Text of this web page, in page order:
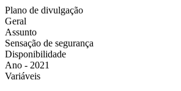
Plano de divulgação
Geral
Assunto
Sensação de segurança
Disponibilidade
Ano - 2021
Variáveis